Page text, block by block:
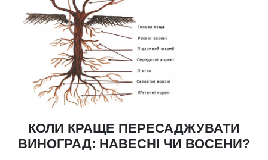
КОЛИ КРАЩЕ ПЕРЕСАДЖУВАТИ
ВИНОГРАД: НАВЕСНІ ЧИ ВОСЕНИ?